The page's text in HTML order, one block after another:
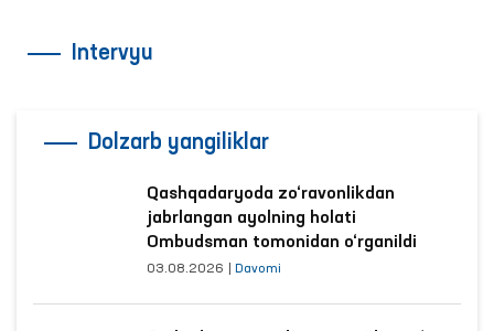
Intervyu
Dolzarb yangiliklar
Qashqadaryoda zo‘ravonlikdan
jabrlangan ayolning holati
Ombudsman tomonidan o‘rganildi
03.08.2026 Davomi